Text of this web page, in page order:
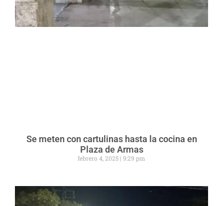
Se meten con cartulinas hasta la cocina en
Plaza de Armas
febrero 4, 2025 9:29 pm